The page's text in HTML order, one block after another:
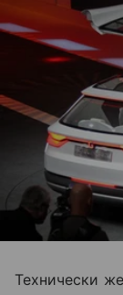
Технически